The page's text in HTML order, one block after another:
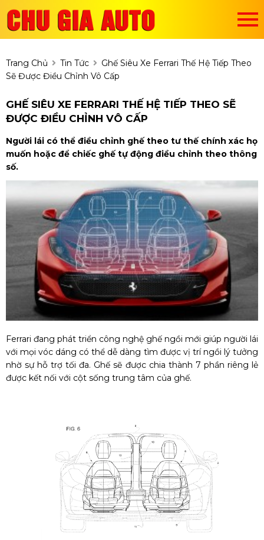
Trang Chủ Tin Tức
Ghế Siêu Xe Ferrari Thế Hệ Tiếp Theo
Sẽ Được Điều Chỉnh Vô Cấp
GHẾ SIÊU XE FERRARI THẾ HỆ TIẾP THEO SẼ
ĐƯỢC ĐIỀU CHỈNH VÔ CẤP
Người lái có thể điều chỉnh ghế theo tư thế chính xác họ
muốn hoặc để chiếc ghế tự động điều chỉnh theo thông
số.
Ferrari đang phát triển công nghệ ghế ngồi mới giúp người lái
với mọi vóc dáng có thể dễ dàng tìm được vị trí ngồi lý tưởng
nhờ sự hỗ trợ tối đa. Ghế sẽ được chia thành 7 phần riêng lẻ
được kết nối với cột sống trung tâm của ghế.